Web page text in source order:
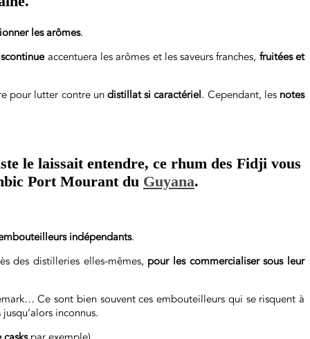
les arômes.
accentuera les arômes et les saveurs franches, fruitées et
pour lutter contre undistillat si caractériel. Cependant, les notes
le laissait entendre, ce rhum des Fidji vous
Port Mourant du Guyana.
indépendants.
des distilleries elles-mêmes, pour les commercialiser sous leur
Ce sont bien souvent ces embouteilleurs qui se risquent à
inconnus.